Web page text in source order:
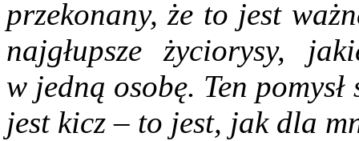
przekonany, że to jest
najgłupsze życiorysy,
w jedną osobę. Ten
jest kicz – to jest, jak dla